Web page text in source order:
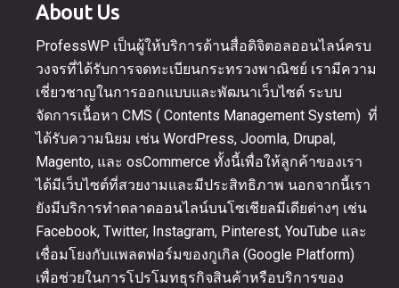
About Us
ProfessWP เป็นผู้ให้บริการด้านสื่อดิจิตอลออนไลน์ครบ
วงจรที่ได้รับการจดทะเบียนกระทรวงพาณิชย์ เรามีความ
เชี่ยวชาญในการออกแบบและพัฒนาเว็บไซต์ ระบบ
จัดการเนื้อหา CMS ( Contents Management System) ที่
ได้รับความนิยม เช่น WordPress, Joomla, Drupal,
Magento, และ osCommerce ทั้งนี้เพื่อให้ลูกค้าของเรา
ได้มีเว็บไซต์ที่สวยงามและมีประสิทธิภาพ นอกจากนี้เรา
ยังมีบริการทำตลาดออนไลน์บนโซเชียลมีเดียต่างๆ เช่น
Facebook, Twitter, Instagram, Pinterest, YouTube และ
เชื่อมโยงกับแพลตฟอร์มของกูเกิล (Google Platform)
เพื่อช่วยในการโปรโมทธุรกิจสินค้าหรือบริการของ